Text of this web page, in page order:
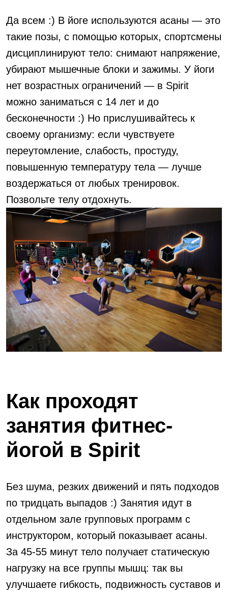
Да всем :) В йоге используются асаны — это
такие позы, с помощью которых, спортсмены
дисциплинируют тело: снимают напряжение,
убирают мышечные блоки и зажимы. У йоги
нет возрастных ограничений — в Spirit
можно заниматься с 14 лет и до
бесконечности :) Но прислушивайтесь к
своему организму: если чувствуете
переутомление, слабость, простуду,
повышенную температуру тела — лучше
воздержаться от любых тренировок.
Позвольте телу отдохнуть.
Как проходят
занятия фитнес-
йогой в Spirit
Без шума, резких движений и пять подходов
по тридцать выпадов :) Занятия идут в
отдельном зале групповых программ с
инструктором, который показывает асаны.
За 45-55 минут тело получает статическую
нагрузку на все группы мышц: так вы
улучшаете гибкость, подвижность суставов и